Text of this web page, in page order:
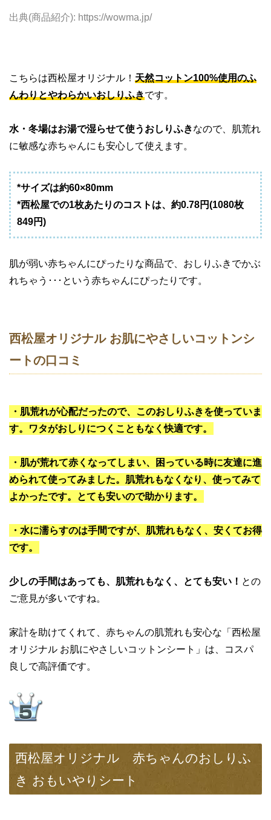
出典(商品紹介): https://wowma.jp/
こちらは西松屋オリジナル！ 天然コットン100%使用のふ
んわりとやわらかいおしりふきです。
水・冬場はお湯で湿らせて使うおしりふきなので、肌荒れ
に敏感な赤ちゃんにも安心して使えます。
*サイズは約60×80mm
*西松屋での1枚あたりのコストは、約0.78円(1080枚
849円)
肌が弱い赤ちゃんにぴったりな商品で、おしりふきでかぶ
れちゃう･･･という赤ちゃんにぴったりです。
西松屋オリジナル お肌にやさしいコットンシ
ートの口コミ
・肌荒れが心配だったので、このおしりふきを使っていま
す。ワタがおしりにつくこともなく快適です。
・肌が荒れて赤くなってしまい、困っている時に友達に進
められて使ってみました。肌荒れもなくなり、使ってみて
よかったです。とても安いので助かります。
・水に濡らすのは手間ですが、肌荒れもなく、安くてお得
です。
少しの手間はあっても、肌荒れもなく、とても安い！ との
ご意見が多いですね。
家計を助けてくれて、赤ちゃんの肌荒れも安心な「西松屋
オリジナル お肌にやさしいコットンシート」は、コスパ
良しで高評価です。
西松屋オリジナル 赤ちゃんのおしりふ
き おもいやりシート